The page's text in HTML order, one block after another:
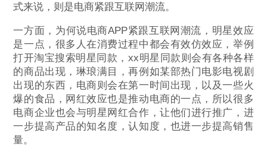
式来说，则是电商紧跟互联网潮流。
一方面，为何说电商APP紧跟互联网潮流，明星效应
是一点，很多人在消费过程中都会有效仿效应，举例
打开淘宝搜索明星同款，xx明星同款则会有各种各样
的商品出现，琳琅满目，再例如某部热门电影电视剧
出现的东西，电商则会在第一时间出现，以及一些火
爆的食品，网红效应也是推动电商的一点，所以很多
电商企业也会与明星网红合作，让他们进行推广，进
一步提高产品的知名度，认知度，也进一步提高销售
量。